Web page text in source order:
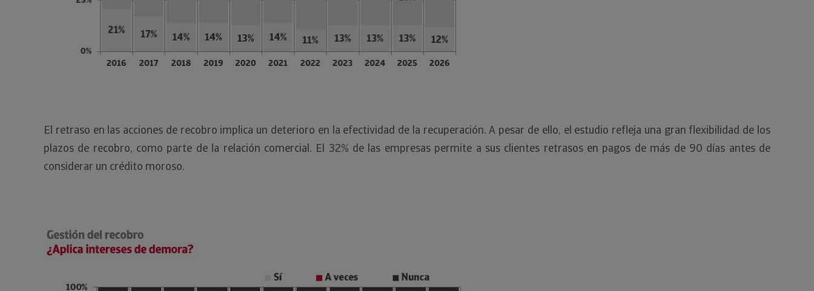
El retraso en las acciones de recobro implica un deterioro en la efectividad de la recuperación. A pesar de ello, el estudio refleja una gran flexibilidad de los
plazos de recobro, como parte de la relación comercial. El 32% de las empresas permite a sus clientes retrasos en pagos de más de 90 días antes de
considerar un crédito moroso.